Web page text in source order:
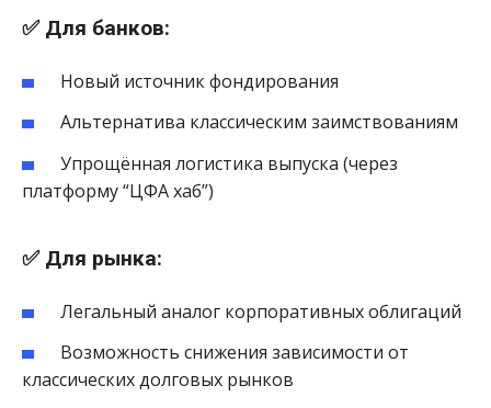
✅ Для банков:
Новый источник фондирования
Альтернатива классическим заимствованиям
Упрощённая логистика выпуска (через
платформу “ЦФА хаб”)
✅ Для рынка:
Легальный аналог корпоративных облигаций
Возможность снижения зависимости от
классических долговых рынков